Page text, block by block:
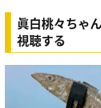
眞白桃々ちゃ
視聴する